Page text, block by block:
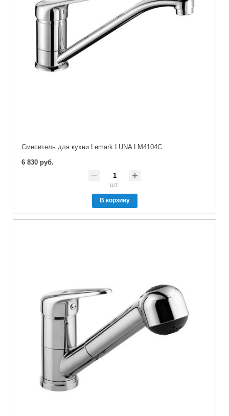
Cмеситель для кухни Lemark LUNA LM4104C
6 830 руб.
шт.
В корзину